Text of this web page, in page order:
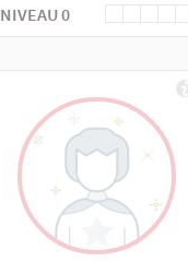
NIVEAU 0